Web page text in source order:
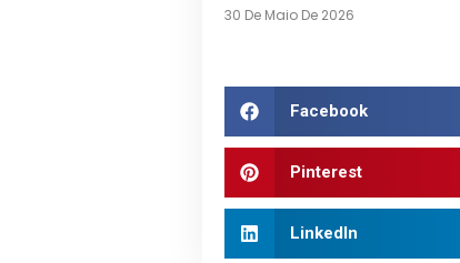
30 De Maio De 2026
Facebook
Pinterest
LinkedIn